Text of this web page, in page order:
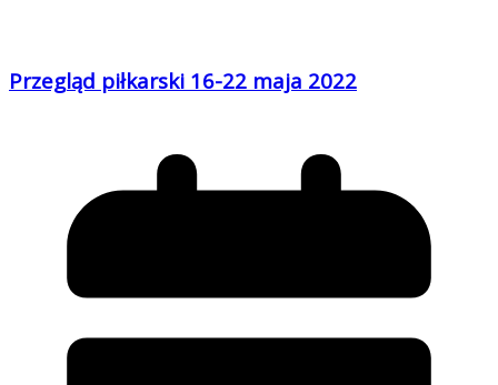
Przegląd piłkarski 16-22 maja 2022